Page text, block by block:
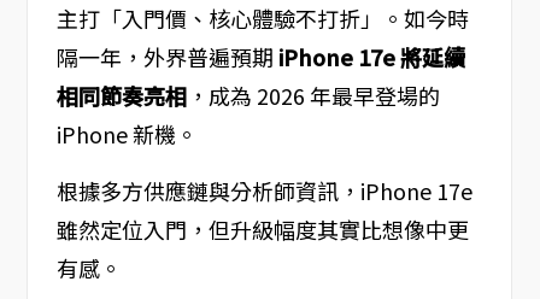
主打「入門價、核心體驗不打折」。如今時
隔一年，外界普遍預期 iPhone 17e 將延續
相同節奏亮相，成為 2026 年最早登場的
iPhone 新機。
根據多方供應鏈與分析師資訊，iPhone 17e
雖然定位入門，但升級幅度其實比想像中更
有感。